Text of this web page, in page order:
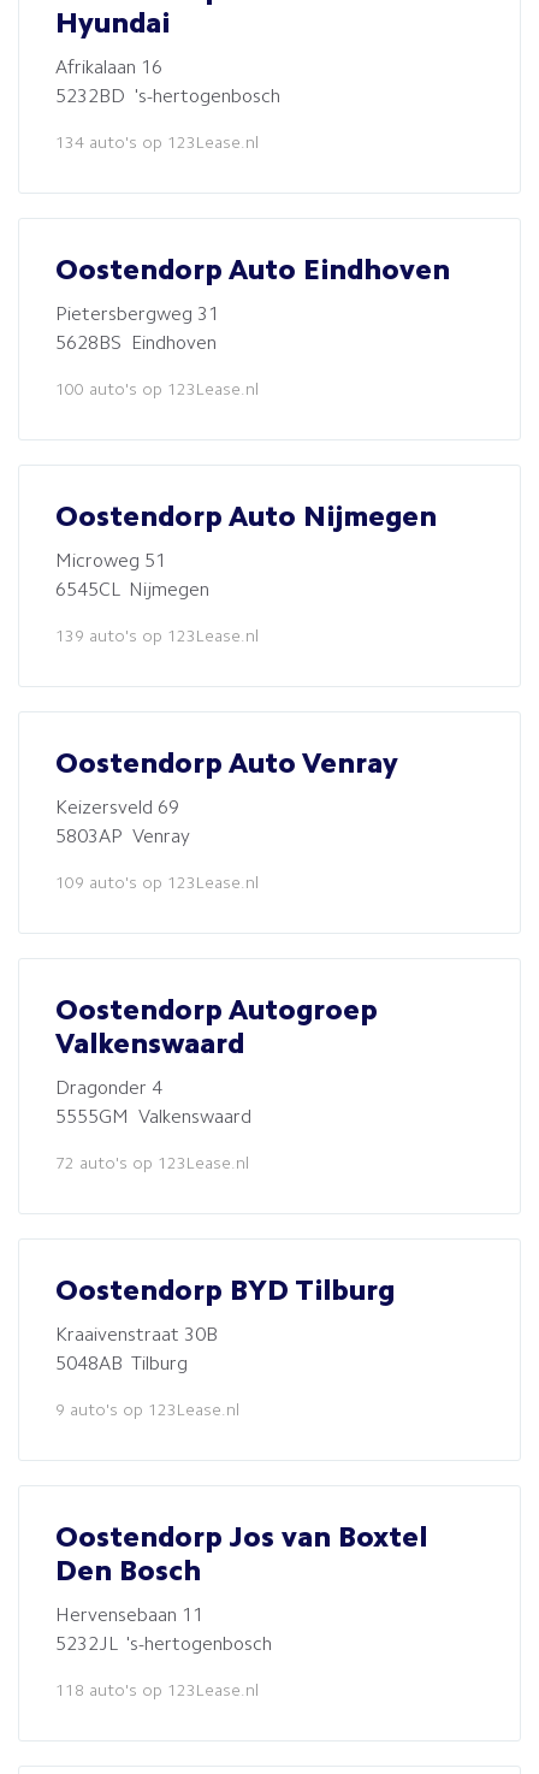
Hyundai
Afrikalaan 16
5232BD 's-hertogenbosch
134 auto's op 123Lease.nl
Oostendorp Auto Eindhoven
Pietersbergweg 31
5628BS Eindhoven
100 auto's op 123Lease.nl
Oostendorp Auto Nijmegen
Microweg 51
6545CL Nijmegen
139 auto's op 123Lease.nl
Oostendorp Auto Venray
Keizersveld 69
5803AP Venray
109 auto's op 123Lease.nl
Oostendorp Autogroep
Valkenswaard
Dragonder 4
5555GM Valkenswaard
72 auto's op 123Lease.nl
Oostendorp BYD Tilburg
Kraaivenstraat 30B
5048AB Tilburg
9 auto's op 123Lease.nl
Oostendorp Jos van Boxtel
Den Bosch
Hervensebaan 11
5232JL 's-hertogenbosch
118 auto's op 123Lease.nl